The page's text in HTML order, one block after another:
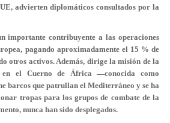
advierten diplomáticos consultados por la
importante contribuyente a las operaciones
pagando aproximadamente el 15 % de
otros activos. Además, dirige la misión de la
el Cuerno de África —conocida como
barcos que patrullan el Mediterráneo y se ha
tropas para los grupos de combate de la
nunca han sido desplegados.